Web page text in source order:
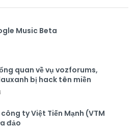
Music Beta
quan về vụ vozforums,
bị hack tên miền
ty Việt Tiến Mạnh (VTM
đảo